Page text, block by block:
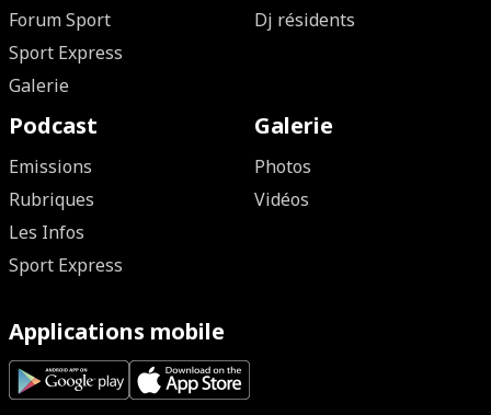
Forum Sport
Sport Express
Galerie
Dj résidents
Podcast
Emissions
Rubriques
Les Infos
Sport Express
Galerie
Photos
Vidéos
Applications mobile